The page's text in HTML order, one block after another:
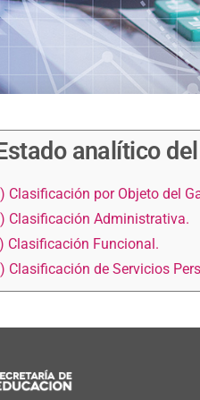
analítico
Clasificación por Objeto del
Clasificación Administrativa.
Clasificación Funcional.
Clasificación de Servicios